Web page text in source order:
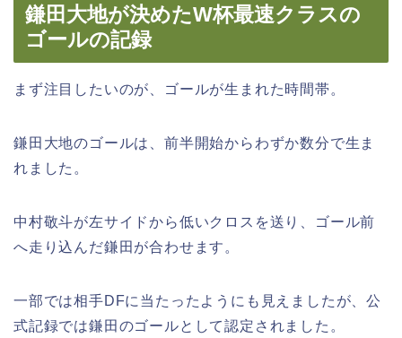
鎌田大地が決めたW杯最速クラスの
ゴールの記録
まず注目したいのが、ゴールが生まれた時間帯。
鎌田大地のゴールは、前半開始からわずか数分で生ま
れました。
中村敬斗が左サイドから低いクロスを送り、ゴール前
へ走り込んだ鎌田が合わせます。
一部では相手DFに当たったようにも見えましたが、公
式記録では鎌田のゴールとして認定されました。